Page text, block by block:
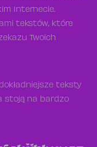
Internecie.
tekstów, które
Twoich
teksty
stoją na bardzo